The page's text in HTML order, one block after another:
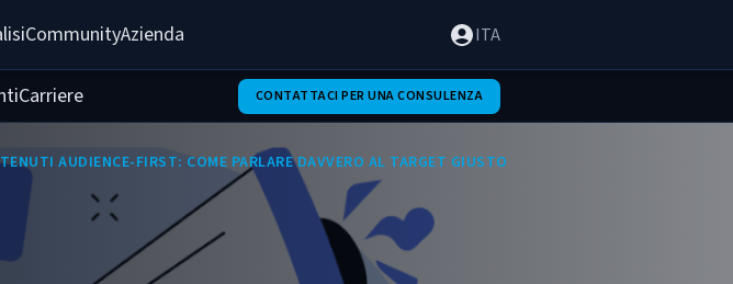
CommunityAzienda ITA
Carriere CONTATTACI PER UNA CONSULENZA
AUDIENCE-FIRST: COME PARLARE DAVVERO AL TARGET GIUSTO